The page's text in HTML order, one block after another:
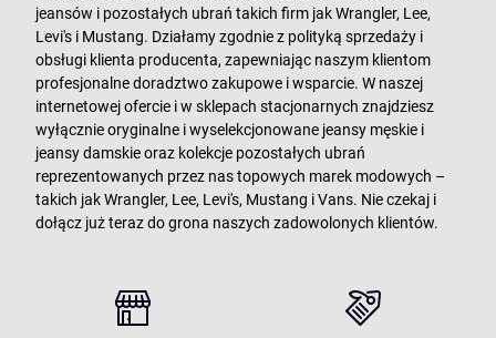
jeansów i pozostałych ubrań takich firm jak Wrangler, Lee,
Levi's i Mustang. Działamy zgodnie z polityką sprzedaży i
obsługi klienta producenta, zapewniając naszym klientom
profesjonalne doradztwo zakupowe i wsparcie. W naszej
internetowej ofercie i w sklepach stacjonarnych znajdziesz
wyłącznie oryginalne i wyselekcjonowane jeansy męskie i
jeansy damskie oraz kolekcje pozostałych ubrań
reprezentowanych przez nas topowych marek modowych –
takich jak Wrangler, Lee, Levi's, Mustang i Vans. Nie czekaj i
dołącz już teraz do grona naszych zadowolonych klientów.